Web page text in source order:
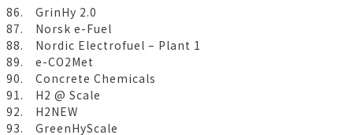
86. GrinHy 2.0
87. Norsk e-Fuel
88. Nordic Electrofuel – Plant 1
89. e-CO2Met
90. Concrete Chemicals
91. H2 @ Scale
92. H2NEW
93. GreenHyScale